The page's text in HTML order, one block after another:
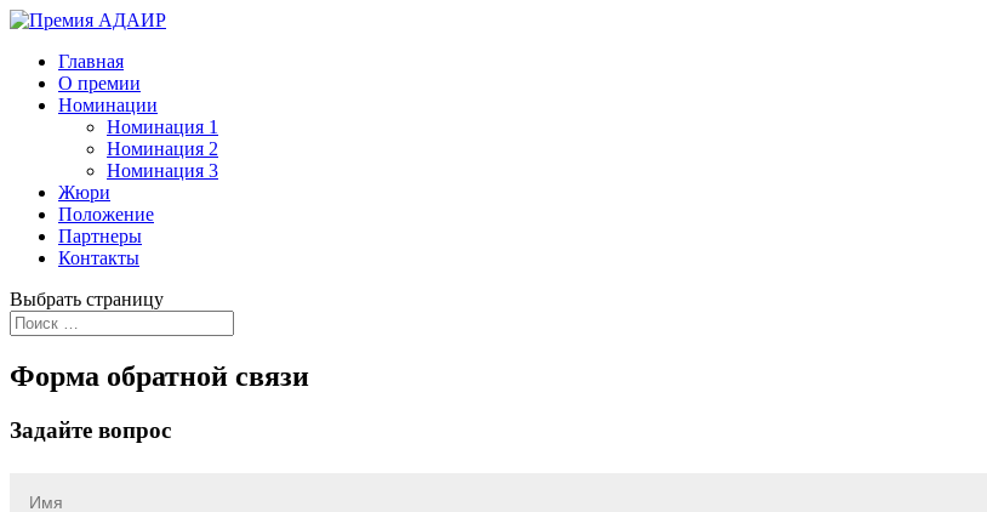
Главная
О премии
Номинации
Номинация 1
Номинация 2
Номинация 3
Жюри
Положение
Партнеры
Контакты
Выбрать страницу
Форма обратной связи
Задайте вопрос